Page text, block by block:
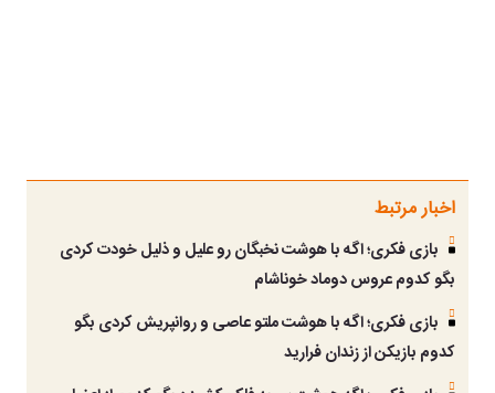
اخبار مرتبط
بازی فکری؛ اگه با هوشت نخبگان رو علیل و ذلیل خودت کردی
بگو کدوم عروس دوماد خوناشام
بازی فکری؛ اگه با هوشت ملتو عاصی و روانپریش کردی بگو
کدوم بازیکن از زندان فرارید